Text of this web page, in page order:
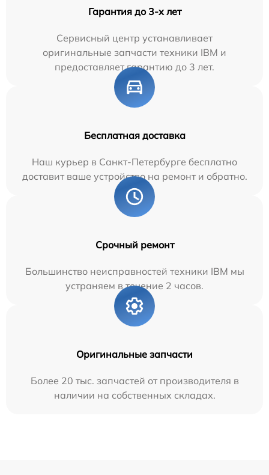
Гарантия до 3-х лет
Сервисный центр устанавливает
оригинальные запчасти техники IBM и
предоставляет гарантию до 3 лет.
Бесплатная доставка
Наш курьер в Санкт-Петербурге бесплатно
доставит ваше устройство на ремонт и обратно.
Срочный ремонт
Большинство неисправностей техники IBM мы
устраняем в течение 2 часов.
Оригинальные запчасти
Более 20 тыс. запчастей от производителя в
наличии на собственных складах.